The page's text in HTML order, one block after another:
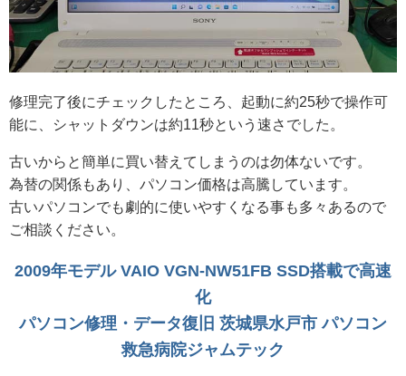
修理完了後にチェックしたところ、起動に約25秒で操作可
能に、シャットダウンは約11秒という速さでした。
古いからと簡単に買い替えてしまうのは勿体ないです。
為替の関係もあり、パソコン価格は高騰しています。
古いパソコンでも劇的に使いやすくなる事も多々あるので
ご相談ください。
2009年モデル VAIO VGN-NW51FB SSD搭載で高速
化
パソコン修理・データ復旧 茨城県水戸市 パソコン
救急病院ジャムテック